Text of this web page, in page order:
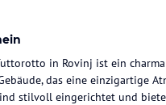
in Rovinj ist ein
das eine einzigartige
stilvoll eingerichtet und